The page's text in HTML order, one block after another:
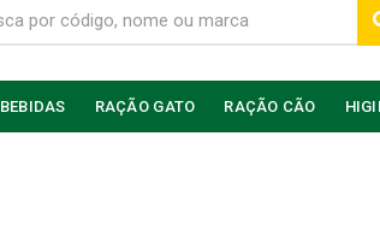
BEBIDAS RAÇÃO GATO RAÇÃO CÃO